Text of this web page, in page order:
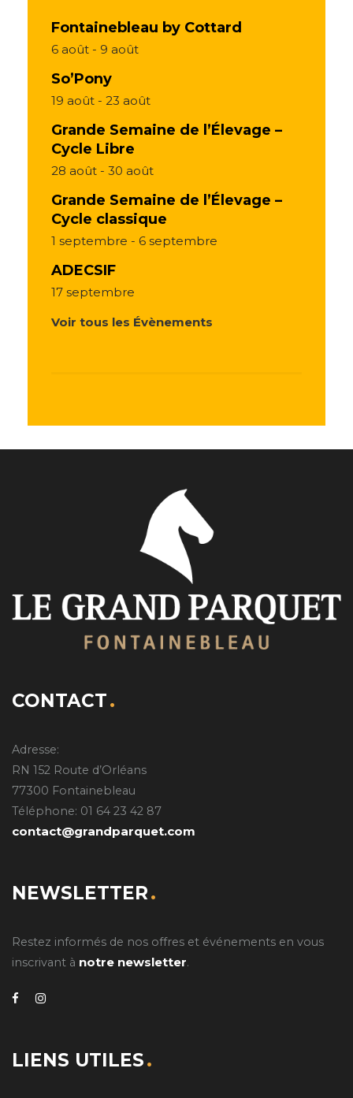
Fontainebleau by Cottard
6 août - 9 août
So’Pony
19 août - 23 août
Grande Semaine de l’Élevage –
Cycle Libre
28 août - 30 août
Grande Semaine de l’Élevage –
Cycle classique
1 septembre - 6 septembre
ADECSIF
17 septembre
Voir tous les Évènements
CONTACT
Adresse:
RN 152 Route d’Orléans
77300 Fontainebleau
Téléphone: 01 64 23 42 87
contact@grandparquet.com
NEWSLETTER
Restez informés de nos offres et événements en vous
inscrivant à notre newsletter.
LIENS UTILES